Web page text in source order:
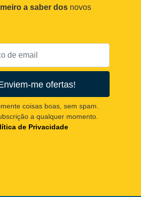
a saber dos novos
me ofertas!
coisas boas, sem spam.
a qualquer momento.
de Privacidade